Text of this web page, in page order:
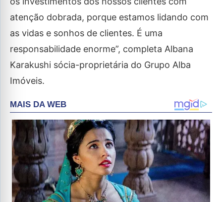
atenção dobrada, porque estamos lidando com
as vidas e sonhos de clientes. É uma
responsabilidade enorme”, completa Albana
Karakushi sócia-proprietária do Grupo Alba
Imóveis.